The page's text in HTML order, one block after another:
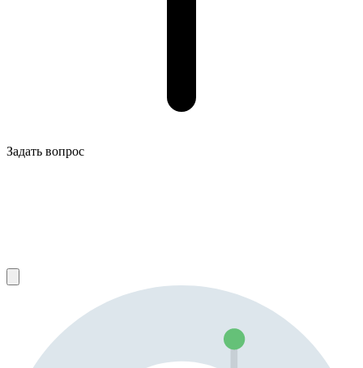
Задать вопрос